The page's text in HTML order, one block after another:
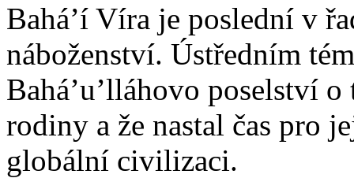
Bahá’í Víra je poslední v
náboženství. Ústředním
Bahá’u’lláhovo poselství
rodiny a že nastal čas pro
globální civilizaci.